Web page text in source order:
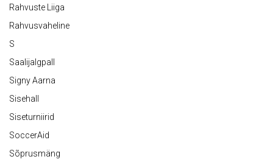
Rahvuste Liiga
Rahvusvaheline
S
Saalijalgpall
Signy Aarna
Sisehall
Siseturniirid
SoccerAid
Sõprusmäng